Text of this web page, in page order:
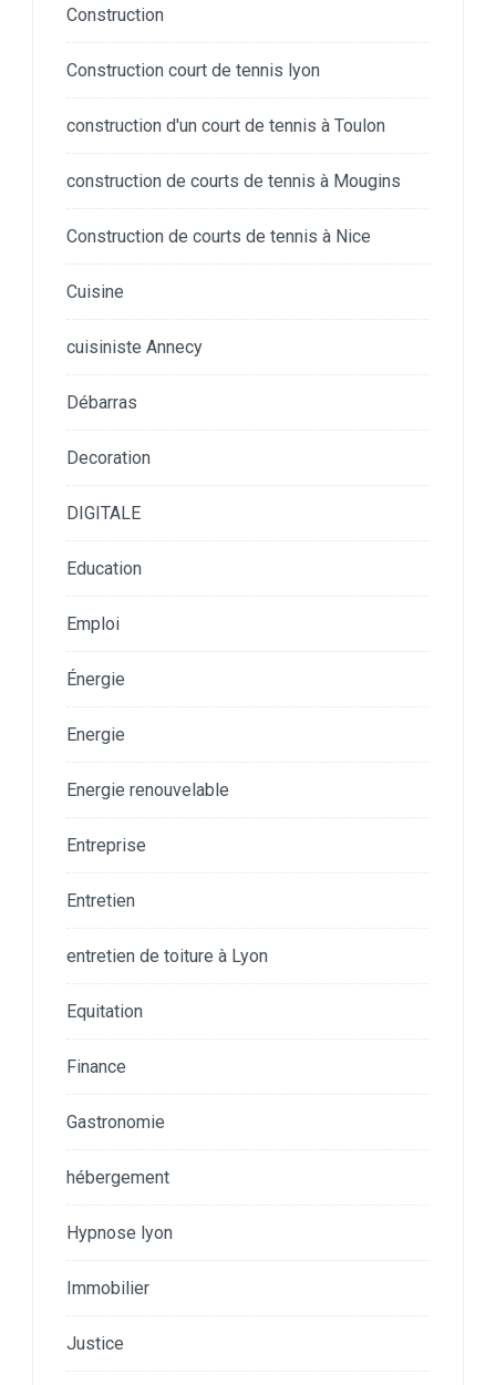
Construction
Construction court de tennis lyon
construction d'un court de tennis à Toulon
construction de courts de tennis à Mougins
Construction de courts de tennis à Nice
Cuisine
cuisiniste Annecy
Débarras
Decoration
DIGITALE
Education
Emploi
Énergie
Energie
Energie renouvelable
Entreprise
Entretien
entretien de toiture à Lyon
Equitation
Finance
Gastronomie
hébergement
Hypnose lyon
Immobilier
Justice